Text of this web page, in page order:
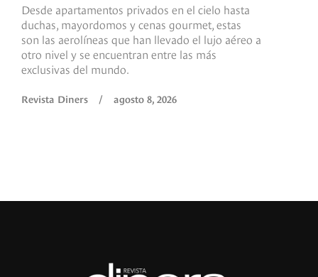
Desde apartamentos privados en el cielo hasta
duchas, mayordomos y cenas gourmet, estas
son las aerolíneas que han llevado el lujo aéreo a
otro nivel y se encuentran entre las más
exclusivas del mundo.
Revista Diners / agosto 8, 2026